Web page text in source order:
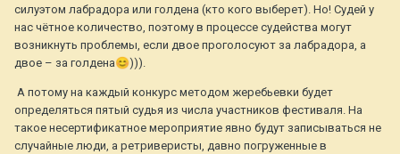
силуэтом лабрадора или голдена (кто кого выберет). Но! Судей у
нас чётное количество, поэтому в процессе судейства могут
возникнуть проблемы, если двое проголосуют за лабрадора, а
двое – за голдена😊))).
А потому на каждый конкурс методом жеребьевки будет
определяться пятый судья из числа участников фестиваля. На
такое несертификатное мероприятие явно будут записываться не
случайные люди, а ретриверисты, давно погруженные в